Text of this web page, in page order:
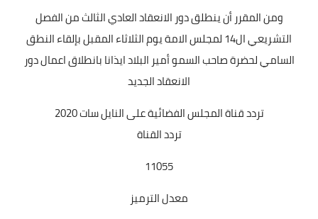
ومن المقرر أن ينطلق دور الانعقاد العادي الثالث من الفصل
التشريعي ال14 لمجلس الامة يوم الثلاثاء المقبل بإلقاء النطق
السامي لحضرة صاحب السمو أمير البلاد ايذانا بانطلاق اعمال دور
الانعقاد الجديد
تردد قناة المجلس الفضائيةعلى النايل سات 2020
تردد القناة
11055
معدل الترميز